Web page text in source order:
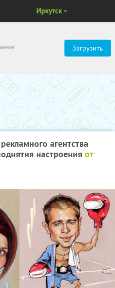
Загрузить
Иркутск
агентства
настроения от